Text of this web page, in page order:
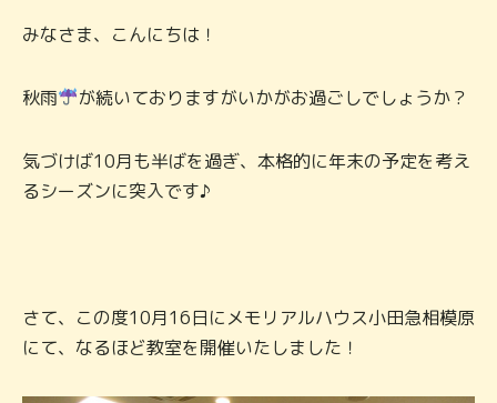
みなさま、こんにちは！
秋雨 が続いておりますがいかがお過ごしでしょうか？
気づけば10月も半ばを過ぎ、本格的に年末の予定を考え
るシーズンに突入です♪
さて、この度10月16日にメモリアルハウス小田急相模原
にて、なるほど教室を開催いたしました！